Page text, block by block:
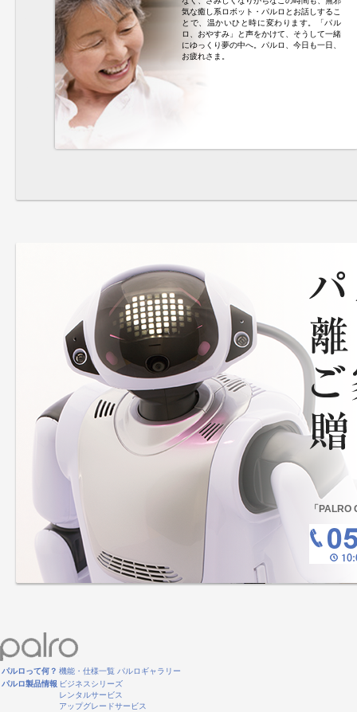
気な癒し系ロボット・パルロとお話しするこ
とで、温かいひと時に変わります。「パル
ロ、おやすみ」と声をかけて、そうして一緒
にゆっくり夢の中へ。パルロ、今日も一日、
お疲れさま。
「
パルロって何？ 機能・仕様一覧 パルロギャラリー
パルロ製品情報 ビジネスシリーズ
レンタルサービス
アップグレードサービス